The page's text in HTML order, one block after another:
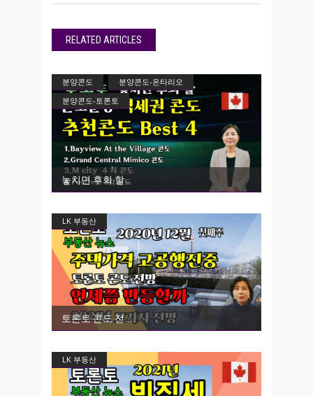
RELATED ARTICLES
분양콘도
분양콘도-온타리오
분양콘도-토론토
놓치면 후회 할
LK 부동산
토론토 콘도 전
LK 부동산